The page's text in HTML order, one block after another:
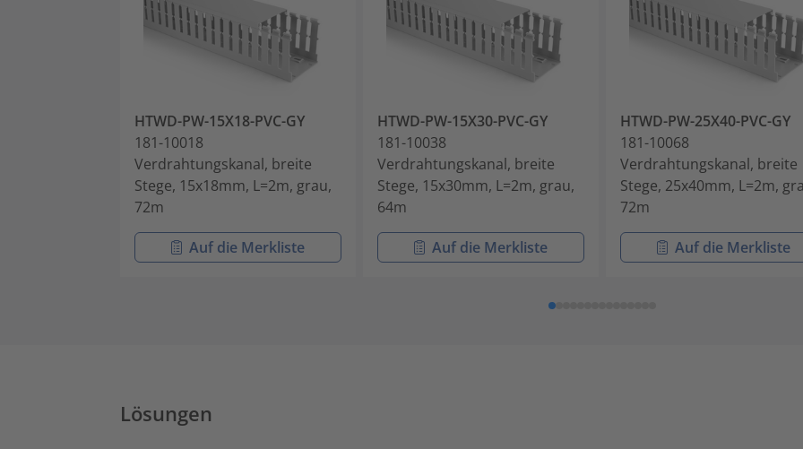
HTWD-PW-15X18-PVC-GY
181-10018
Verdrahtungskanal, breite
Stege, 15x18mm, L=2m, grau,
72m
Auf die Merkliste
HTWD-PW-15X30-PVC-GY
181-10038
Verdrahtungskanal, breite
Stege, 15x30mm, L=2m, grau,
64m
Auf die Merkliste
HTWD-PW-25X40-PVC-GY
181-10068
Verdrahtungskanal, breite
Stege, 25x40mm, L=2m,
72m
Auf die Merkliste
Lösungen